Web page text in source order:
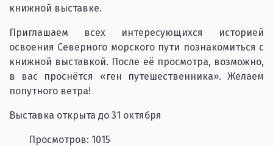
книжной выставке.
Приглашаем всех интересующихся историей
освоения Северного морского пути познакомиться с
книжной выставкой. После её просмотра, возможно,
в вас проснётся «ген путешественника». Желаем
попутного ветра!
Выставка открыта до 31 октября
Просмотров: 1015